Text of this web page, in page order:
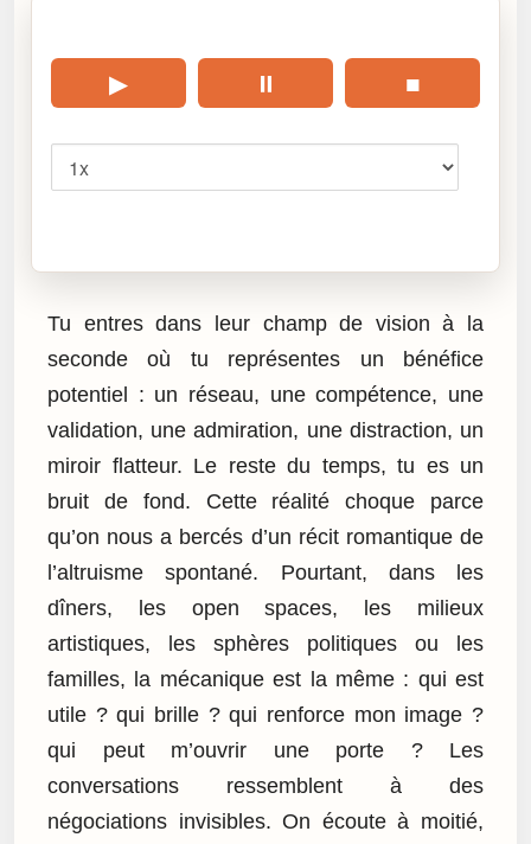
▶ ⏸ ■
Tu entres dans leur champ de vision à la
seconde où tu représentes un bénéfice
potentiel : un réseau, une compétence, une
validation, une admiration, une distraction, un
miroir flatteur. Le reste du temps, tu es un
bruit de fond. Cette réalité choque parce
qu’on nous a bercés d’un récit romantique de
l’altruisme spontané. Pourtant, dans les
dîners, les open spaces, les milieux
artistiques, les sphères politiques ou les
familles, la mécanique est la même : qui est
utile ? qui brille ? qui renforce mon image ?
qui peut m’ouvrir une porte ? Les
conversations ressemblent à des
négociations invisibles. On écoute à moitié,